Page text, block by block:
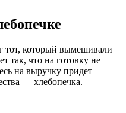
тот, который вымешивали
так, что на готовку не
на выручку придет
— хлебопечка.